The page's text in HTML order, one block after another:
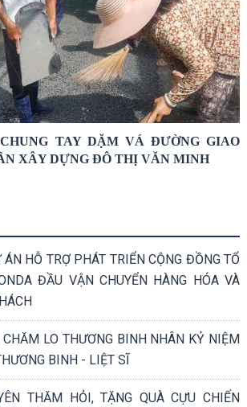
TAY DẶM VÁ ĐƯỜNG GIAO
XÂY DỰNG ĐÔ THỊ VĂN MINH
ÁN HỖ TRỢ PHÁT TRIỂN CỘNG ĐỒNG TỔ
ĐẦU VẬN CHUYỂN HÀNG HÓA VÀ
LO THƯƠNG BINH NHÂN KỶ NIỆM
BINH - LIỆT SĨ
THĂM HỎI, TẶNG QUÀ CỰU CHIẾN